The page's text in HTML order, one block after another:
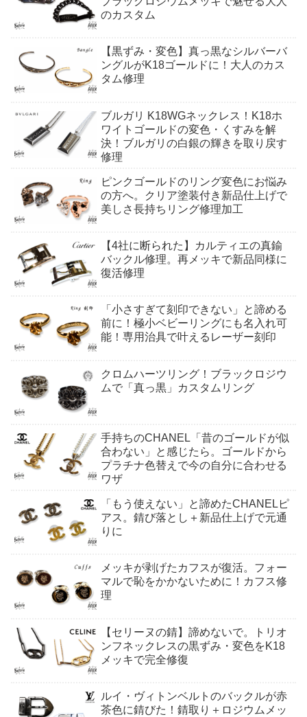
のカスタム
【黒ずみ・変色】真っ黒なシルバーバ
ングルがK18ゴールドに！大人のカス
タム修理
ブルガリ K18WGネックレス！K18ホ
ワイトゴールドの変色・くすみを解
決！ブルガリの白銀の輝きを取り戻す
修理
ピンクゴールドのリング変色にお悩み
の方へ。クリア塗装付き新品仕上げで
美しさ長持ちリング修理加工
【4社に断られた】カルティエの真鍮
バックル修理。再メッキで新品同様に
復活修理
「小さすぎて刻印できない」と諦める
前に！極小ベビーリングにも名入れ可
能！専用治具で叶えるレーザー刻印
クロムハーツリング！ブラックロジウ
ムで「真っ黒」カスタムリング
手持ちのCHANEL「昔のゴールドが似
合わない」と感じたら。ゴールドから
プラチナ色替えで今の自分に合わせる
ワザ
「もう使えない」と諦めたCHANELピ
アス。錆び落とし＋新品仕上げで元通
りに
メッキが剥げたカフスが復活。フォー
マルで恥をかかないために！カフス修
理
【セリーヌの錆】諦めないで。トリオ
ンフネックレスの黒ずみ・変色をK18
メッキで完全修復
ルイ・ヴィトンベルトのバックルが赤
茶色に錆びた！錆取り＋ロジウムメッ